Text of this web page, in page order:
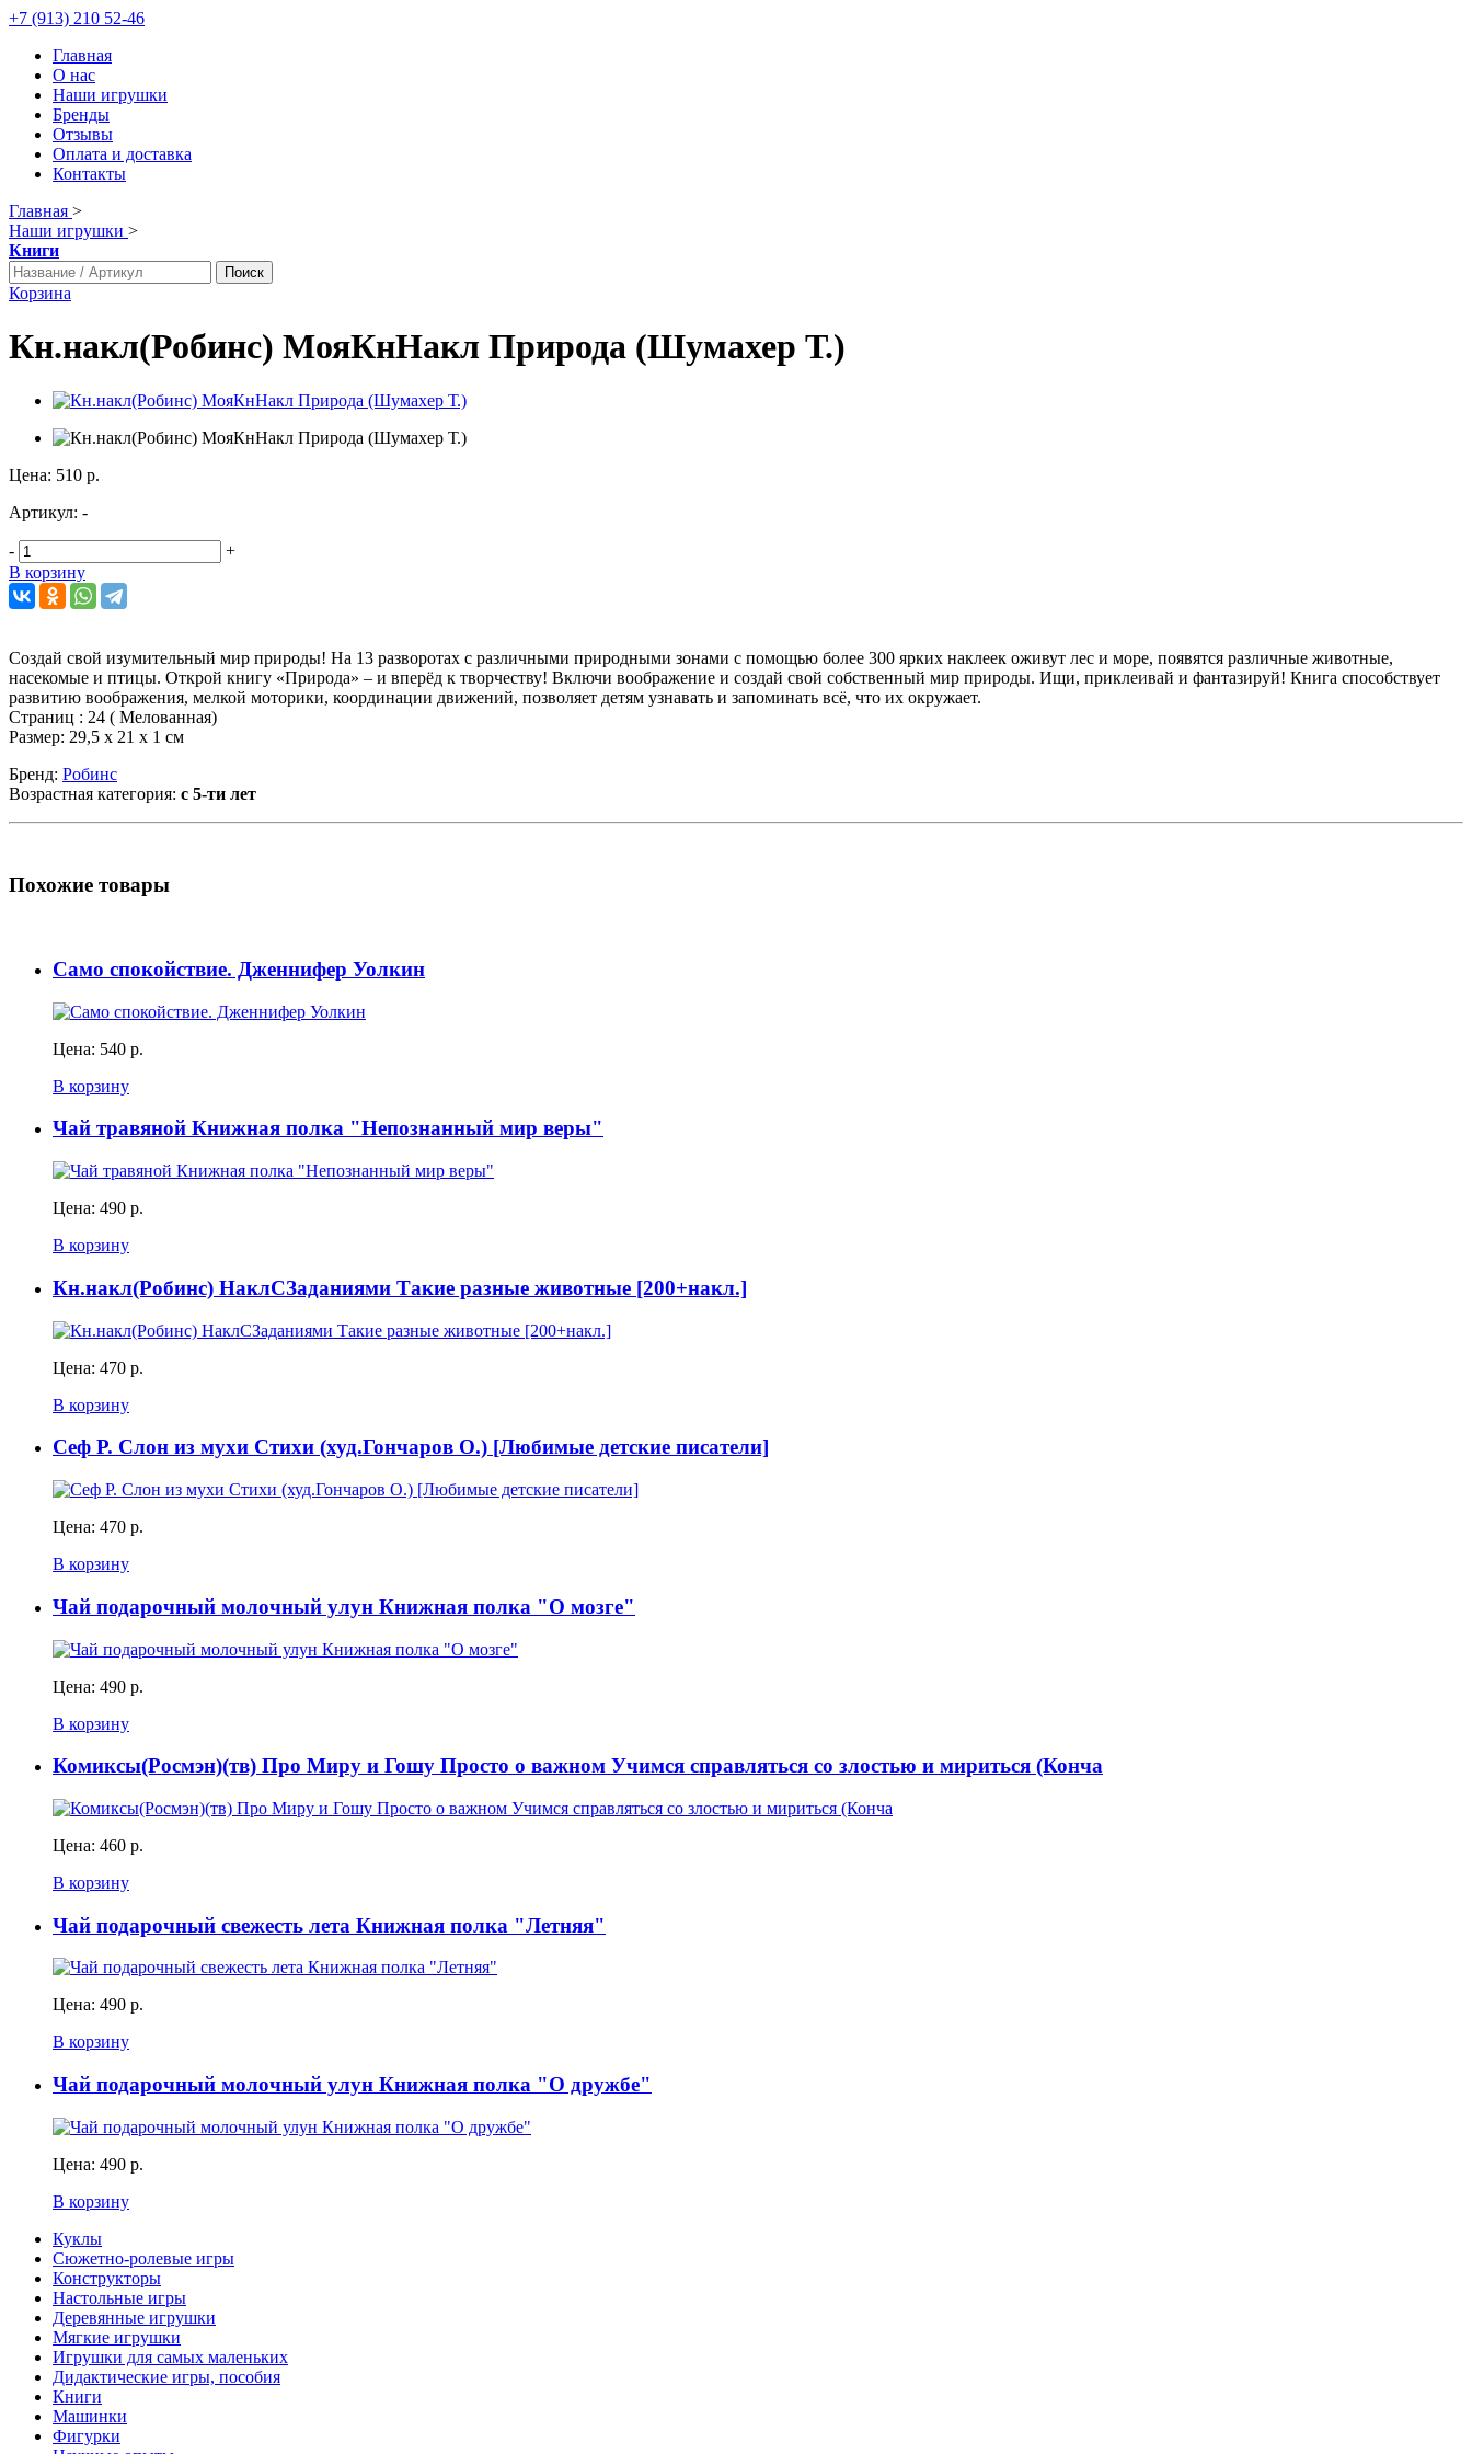
+7 (913) 210 52-46
Главная
О нас
Наши игрушки
Бренды
Отзывы
Оплата и доставка
Контакты
Главная >
Наши игрушки >
Книги
Поиск
Корзина
Кн.накл(Робинс) МояКнНакл Природа (Шумахер Т.)
Цена: 510 р.
Артикул: -
-
+
В корзину
Создай свой изумительный мир природы! На 13 разворотах с различными природными зонами с помощью более 300 ярких наклеек оживут лес и море, появятся различные животные,
насекомые и птицы. Открой книгу «Природа» – и вперёд к творчеству! Включи воображение и создай свой собственный мир природы. Ищи, приклеивай и фантазируй! Книга способствует
развитию воображения, мелкой моторики, координации движений, позволяет детям узнавать и запоминать всё, что их окружает.
Страниц : 24 ( Мелованная)
Размер: 29,5 х 21 х 1 см
Бренд: Робинс
Возрастная категория: с 5-ти лет
Похожие товары
Само спокойствие. Дженнифер Уолкин
Цена: 540 р.
В корзину
Чай травяной Книжная полка "Непознанный мир веры"
Цена: 490 р.
В корзину
Кн.накл(Робинс) НаклСЗаданиями Такие разные животные [200+накл.]
Цена: 470 р.
В корзину
Сеф Р. Слон из мухи Стихи (худ.Гончаров О.) [Любимые детские писатели]
Цена: 470 р.
В корзину
Чай подарочный молочный улун Книжная полка "О мозге"
Цена: 490 р.
В корзину
Комиксы(Росмэн)(тв) Про Миру и Гошу Просто о важном Учимся справляться со злостью и мириться (Конча
Цена: 460 р.
В корзину
Чай подарочный свежесть лета Книжная полка "Летняя"
Цена: 490 р.
В корзину
Чай подарочный молочный улун Книжная полка "О дружбе"
Цена: 490 р.
В корзину
Куклы
Сюжетно-ролевые игры
Конструкторы
Настольные игры
Деревянные игрушки
Мягкие игрушки
Игрушки для самых маленьких
Дидактические игры, пособия
Книги
Машинки
Фигурки